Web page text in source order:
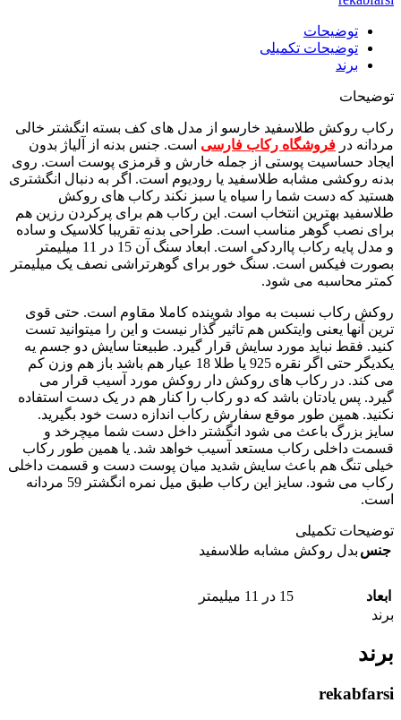
توضیحات
توضیحات تکمیلی
برند
توضیحات
رکاب روکش طلاسفید خارسو از مدل های کف بسته انگشتر خالی
مردانه در فروشگاه رکاب فارسی است. جنس بدنه از آلیاژ بدون
ایجاد حساسیت پوستی از جمله خارش و قرمزی پوست است. روی
بدنه روکشی مشابه طلاسفید یا رودیوم است. اگر به دنبال انگشتری
هستید که دست شما را سیاه یا سبز نکند رکاب های روکش
طلاسفید بهترین انتخاب است. این رکاب هم برای پرکردن رزین هم
برای نصب گوهر مناسب است. طراحی بدنه تقریبا کلاسیک و ساده
و مدل پایه رکاب پااردکی است. ابعاد سنگ آن 15 در 11 میلیمتر
بصورت فیکس است. سنگ خور برای گوهرتراشی نصف یک میلیمتر
کمتر محاسبه می شود.
روکش رکاب نسبت به مواد شوینده کاملا مقاوم است. حتی قوی
ترین آنها یعنی وایتکس هم تاثیر گذار نیست و این را میتوانید تست
کنید. فقط نباید مورد سایش قرار گیرد. طبیعتا سایش دو جسم یه
یکدیگر حتی اگر نقره 925 یا طلا 18 عیار هم باشد باز هم وزن کم
می کند. در رکاب های روکش دار روکش مورد آسیب قرار می
گیرد. پس یادتان باشد که دو رکاب را کنار هم در یک دست استفاده
نکنید. همین طور موقع سفارش رکاب اندازه دست خود بگیرید.
سایز بزرگ باعث می شود انگشتر داخل دست شما میچرخد و
قسمت داخلی رکاب مستعد آسیب خواهد شد. یا همین طور رکاب
خیلی تنگ هم باعث سایش شدید میان پوست دست و قسمت داخلی
رکاب می شود. سایز این رکاب طبق میل نمره انگشتر 59 مردانه
است.
توضیحات تکمیلی
جنس بدل روکش مشابه طلاسفید
ابعاد
15 در 11 میلیمتر
برند
برند
rekabfarsi